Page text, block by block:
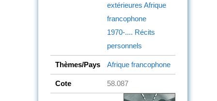
extérieures Afrique
francophone
1970-.... Récits
personnels
Thèmes/Pays Afrique francophone
Cote 58.087